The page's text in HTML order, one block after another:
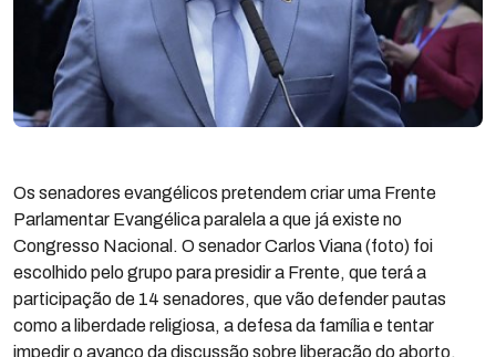
Os senadores evangélicos pretendem criar uma Frente
Parlamentar Evangélica paralela a que já existe no
Congresso Nacional. O senador Carlos Viana (foto) foi
escolhido pelo grupo para presidir a Frente, que terá a
participação de 14 senadores, que vão defender pautas
como a liberdade religiosa, a defesa da família e tentar
impedir o avanço da discussão sobre liberação do aborto,